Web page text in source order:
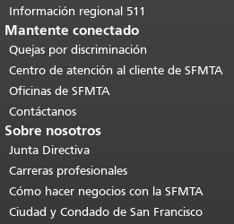
Información regional 511
Mantente conectado
Quejas por discriminación
Centro de atención al cliente de SFMTA
Oficinas de SFMTA
Contáctanos
Sobre nosotros
Junta Directiva
Carreras profesionales
Cómo hacer negocios con la SFMTA
Ciudad y Condado de San Francisco